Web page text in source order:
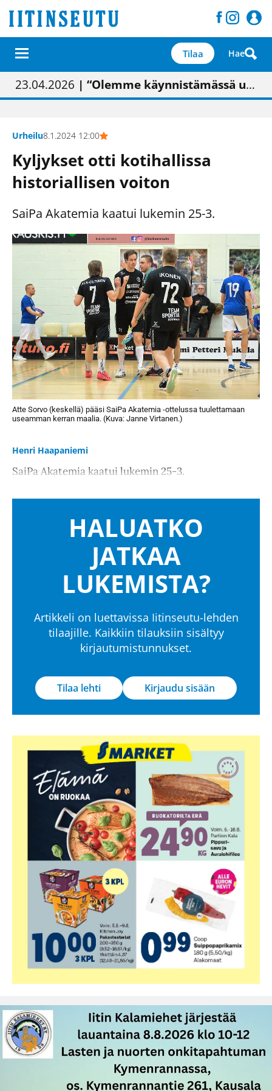
Tilaa Hae
01.02.2026 | Painon vaihtumisen pitäisi näkyä hieman parempana painojäljen laatuna lehdessä
05.02.2026 | Uudistettu kunnantalo on valoisa
23.04.2026 | “Olemme käynnistämässä uudelleen keskustavisiotyön”
09.05.2026| "Maalla on totuttu elämään omavaraisemmin kuin kaupungissa"
Urheilu8.1.2024 12:00
Kyljykset otti kotihallissa
historiallisen voiton
SaiPa Akatemia kaatui lukemin 25-3.
Atte Sorvo (keskellä) pääsi SaiPa Akatemia -ottelussa tuulettamaan
useamman kerran maalia. (Kuva: Janne Virtanen.)
Henri Haapaniemi
SaiPa Akatemia kaatui lukemin 25-3.
HALUATKO
JATKAA
LUKEMISTA?
Artikkeli on luettavissa Iitinseutu-lehden
tilaajille. Kaikkiin tilauksiin sisältyy
kirjautumistunnukset.
Tilaa lehti Kirjaudu sisään